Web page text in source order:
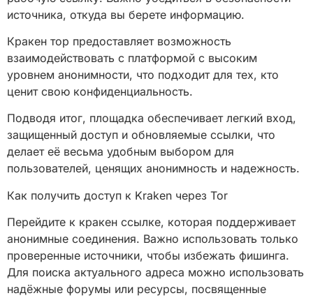
источника, откуда вы берете информацию.
Кракен тор предоставляет возможность
взаимодействовать с платформой с высоким
уровнем анонимности, что подходит для тех, кто
ценит свою конфиденциальность.
Подводя итог, площадка обеспечивает легкий вход,
защищенный доступ и обновляемые ссылки, что
делает её весьма удобным выбором для
пользователей, ценящих анонимность и надежность.
Как получить доступ к Kraken через Tor
Перейдите к кракен ссылке, которая поддерживает
анонимные соединения. Важно использовать только
проверенные источники, чтобы избежать фишинга.
Для поиска актуального адреса можно использовать
надёжные форумы или ресурсы, посвященные